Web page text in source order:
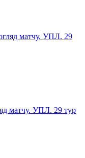
матчу. УПЛ. 29
матчу. УПЛ. 29 тур